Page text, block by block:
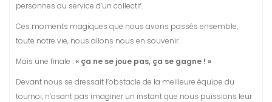
personnes au service d’un collectif.
Ces moments magiques que nous avons passés ensemble,
toute notre vie, nous allons nous en souvenir.
Mais une finale :« ça ne se joue pas, ça se gagne ! »
Devant nous se dressait l’obstacle de la meilleure équipe du
tournoi, n’osant pas imaginer un instant que nous puissions leur